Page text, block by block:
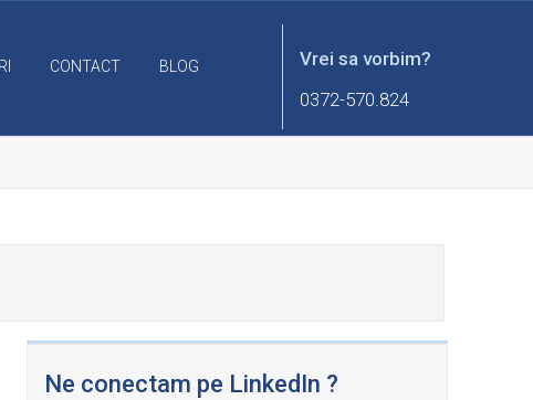
CONTACT BLOG
Vrei sa vorbim?
0372-570.824
Ne conectam pe LinkedIn ?